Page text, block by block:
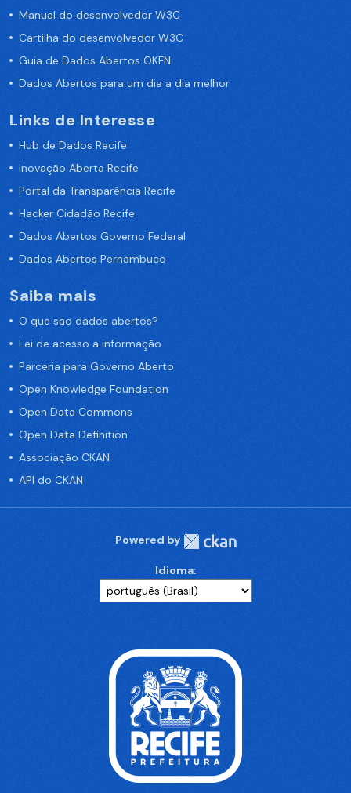
Manual do desenvolvedor W3C
Cartilha do desenvolvedor W3C
Guia de Dados Abertos OKFN
Dados Abertos para um dia a dia melhor
Links de Interesse
Hub de Dados Recife
Inovação Aberta Recife
Portal da Transparência Recife
Hacker Cidadão Recife
Dados Abertos Governo Federal
Dados Abertos Pernambuco
Saiba mais
O que são dados abertos?
Lei de acesso a informação
Parceria para Governo Aberto
Open Knowledge Foundation
Open Data Commons
Open Data Definition
Associação CKAN
API do CKAN
Powered by
Idioma